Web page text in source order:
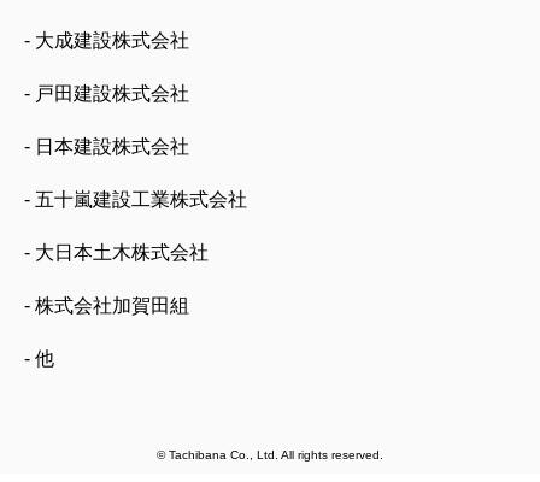
- 大成建設株式会社
- 戸田建設株式会社
- 日本建設株式会社
- 五十嵐建設工業株式会社
- 大日本土木株式会社
- 株式会社加賀田組
- 他
© Tachibana Co., Ltd. All rights reserved.